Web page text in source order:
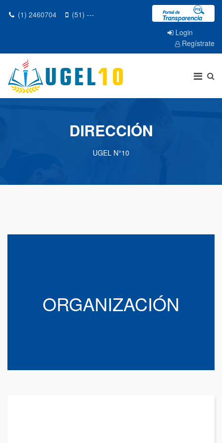
(1) 2460704
(51) ---
Login
Regístrate
DIRECCIÓN
UGEL N°10
ORGANIZACIÓN